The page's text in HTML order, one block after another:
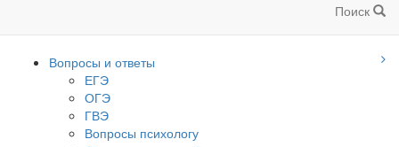
Поиск
Вопросы и ответы
ЕГЭ
ОГЭ
ГВЭ
Вопросы психологу